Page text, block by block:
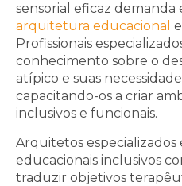
sensorial eficaz
arquitetura educacional
Profissionais
conhecimento sobre o
atípico e suas
capacitando-os a criar
inclusivos e funcionais.
Arquitetos especializados
educacionais inclusivos
traduzir objetivos